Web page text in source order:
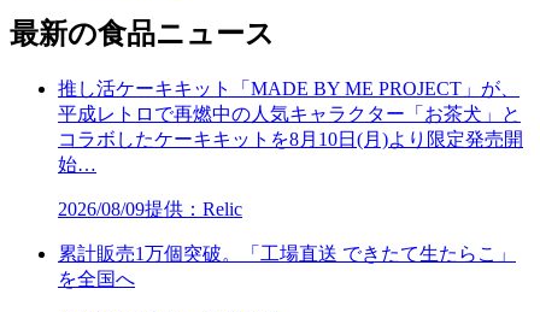
最新の食品ニュース
推し活ケーキキット「MADE BY ME PROJECT」が、
平成レトロで再燃中の人気キャラクター「お茶犬」と
コラボしたケーキキットを8月10日(月)より限定発売開
始…
2026/08/09提供：Relic
累計販売1万個突破。「工場直送 できたて生たらこ」
を全国へ